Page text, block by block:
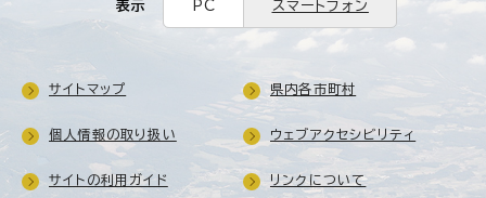
表示 PC スマートフォン
サイトマップ 県内各市町村
個人情報の取り扱い ウェブアクセシビリティ
サイトの利用ガイド リンクについて